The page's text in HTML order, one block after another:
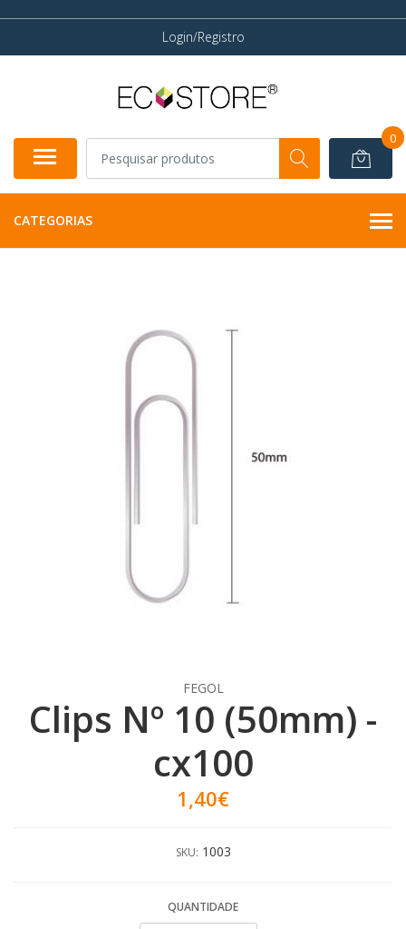
Login/Registro
0
CATEGORIAS
FEGOL
Clips Nº 10 (50mm) -
cx100
1,40€
SKU: 1003
QUANTIDADE